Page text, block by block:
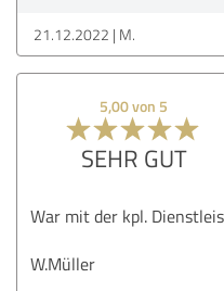
21.12.2022 M.
5,00 von 5
SEHR GUT
War mit der kpl.
W.Müller